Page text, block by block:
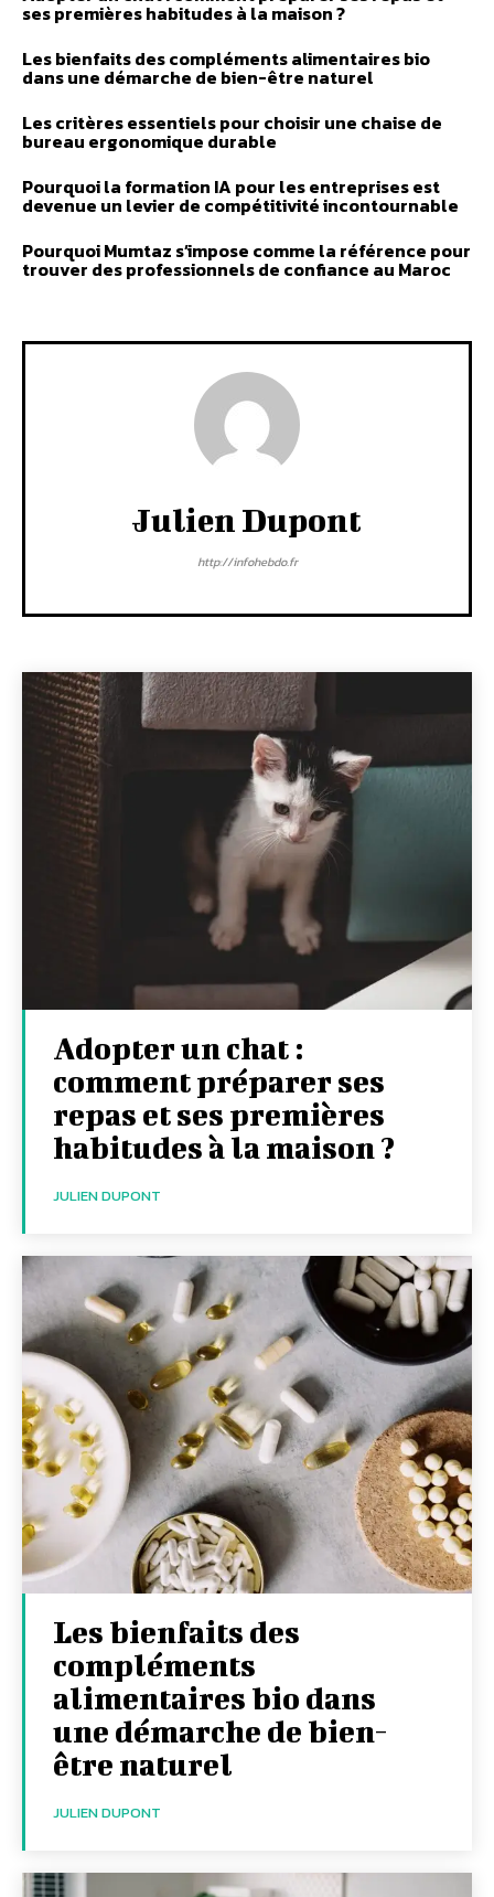
ses premières habitudes à la maison ?
Les bienfaits des compléments alimentaires bio
dans une démarche de bien-être naturel
Les critères essentiels pour choisir une chaise de
bureau ergonomique durable
Pourquoi la formation IA pour les entreprises est
devenue un levier de compétitivité incontournable
Pourquoi Mumtaz s’impose comme la référence pour
trouver des professionnels de confiance au Maroc
Julien Dupont
http://infohebdo.fr
Adopter un chat :
comment préparer ses
repas et ses premières
habitudes à la maison ?
JULIEN DUPONT
Les bienfaits des
compléments
alimentaires bio dans
une démarche de bien-
être naturel
JULIEN DUPONT